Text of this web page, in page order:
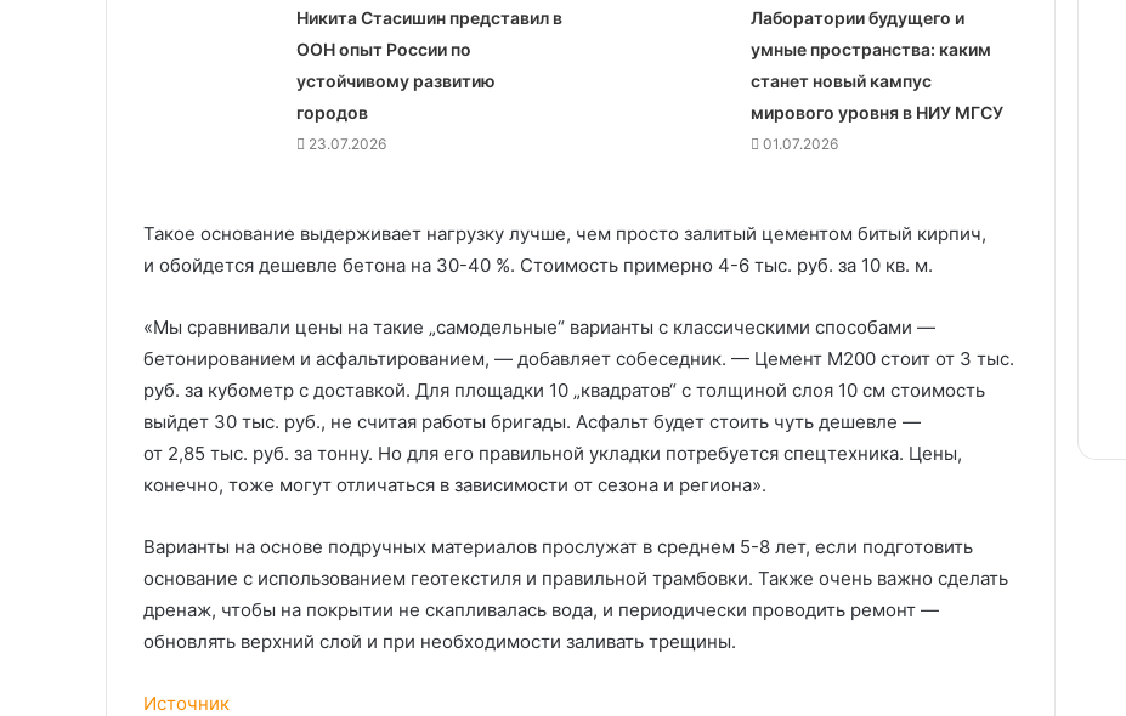
Никита Стасишин представил в
ООН опыт России по
устойчивому развитию
городов
23.07.2026
Лаборатории будущего и
умные пространства: каким
станет новый кампус
мирового уровня в НИУ МГСУ
01.07.2026
Такое основание выдерживает нагрузку лучше, чем просто залитый цементом битый кирпич,
и обойдется дешевле бетона на 30-40 %. Стоимость примерно 4-6 тыс. руб. за 10 кв. м.
«Мы сравнивали цены на такие „самодельные“ варианты с классическими способами —
бетонированием и асфальтированием, — добавляет собеседник. — Цемент М200 стоит от 3 тыс.
руб. за кубометр с доставкой. Для площадки 10 „квадратов“ с толщиной слоя 10 см стоимость
выйдет 30 тыс. руб., не считая работы бригады. Асфальт будет стоить чуть дешевле —
от 2,85 тыс. руб. за тонну. Но для его правильной укладки потребуется спецтехника. Цены,
конечно, тоже могут отличаться в зависимости от сезона и региона».
Варианты на основе подручных материалов прослужат в среднем 5-8 лет, если подготовить
основание с использованием геотекстиля и правильной трамбовки. Также очень важно сделать
дренаж, чтобы на покрытии не скапливалась вода, и периодически проводить ремонт —
обновлять верхний слой и при необходимости заливать трещины.
Источник